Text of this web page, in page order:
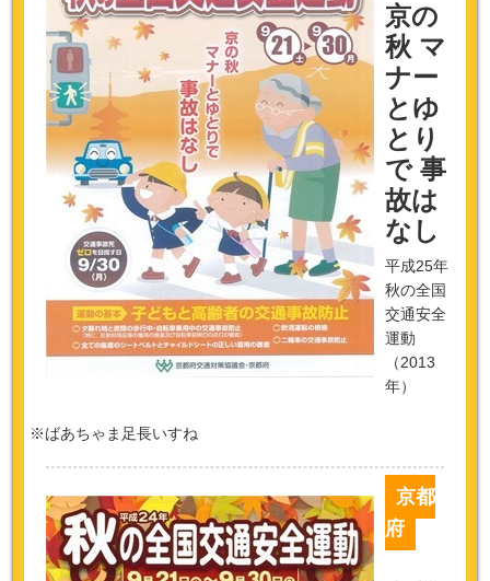
京の
秋 マ
ナー
とゆ
とり
で 事
故は
なし
平成25年
秋の全国
交通安全
運動
（2013
年）
※ばあちゃま足長いすね
京都
府